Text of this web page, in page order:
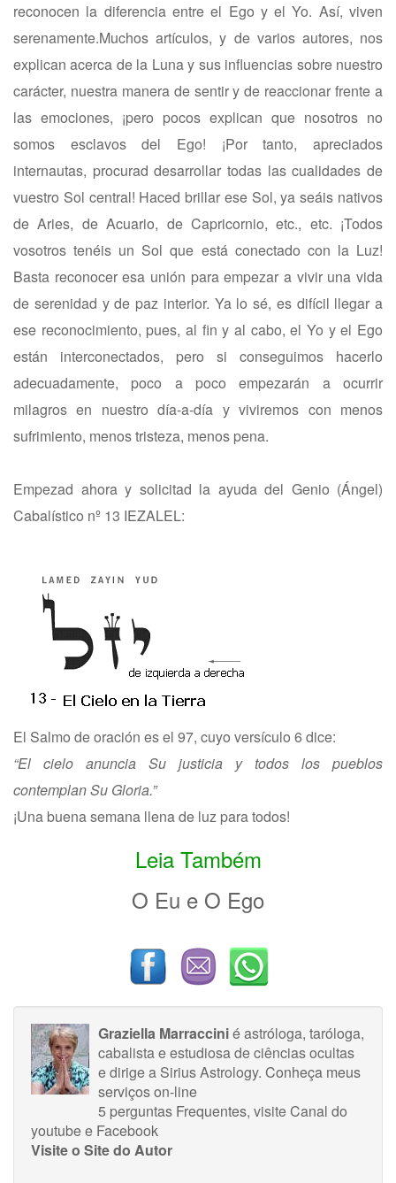
reconocen la diferencia entre el Ego y el Yo. Así, viven
serenamente.Muchos artículos, y de varios autores, nos
explican acerca de la Luna y sus influencias sobre nuestro
carácter, nuestra manera de sentir y de reaccionar frente a
las emociones, ¡pero pocos explican que nosotros no
somos esclavos del Ego! ¡Por tanto, apreciados
internautas, procurad desarrollar todas las cualidades de
vuestro Sol central! Haced brillar ese Sol, ya seáis nativos
de Aries, de Acuario, de Capricornio, etc., etc. ¡Todos
vosotros tenéis un Sol que está conectado con la Luz!
Basta reconocer esa unión para empezar a vivir una vida
de serenidad y de paz interior. Ya lo sé, es difícil llegar a
ese reconocimiento, pues, al fin y al cabo, el Yo y el Ego
están interconectados, pero si conseguimos hacerlo
adecuadamente, poco a poco empezarán a ocurrir
milagros en nuestro día-a-día y viviremos con menos
sufrimiento, menos tristeza, menos pena.
Empezad ahora y solicitad la ayuda del Genio (Ángel)
Cabalístico nº 13 IEZALEL:
El Salmo de oración es el 97, cuyo versículo 6 dice:
“El cielo anuncia Su justicia y todos los pueblos
contemplan Su Gloria.”
¡Una buena semana llena de luz para todos!
Leia Também
O Eu e O Ego
Graziella Marraccinié astróloga, taróloga,
cabalista e estudiosa de ciências ocultas
e dirige a Sirius Astrology. Conheça meus
serviços on-line
5 perguntas Frequentes, visiteCanal do
youtubee Facebook
Visite o Site do Autor